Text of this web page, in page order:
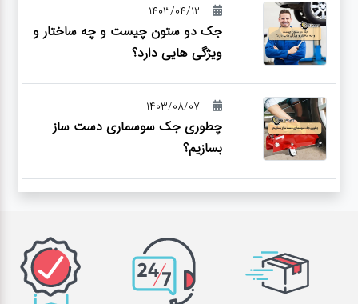
1403/04/12
جک دو ستون چیست و چه ساختار و
ویژگی هایی دارد؟
1403/08/07
چطوری جک سوسماری دست ساز
بسازیم؟